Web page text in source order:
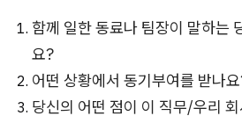
함께 일한 동료나 팀장이 말하는
요?
어떤 상황에서 동기부여를 받나
당신의 어떤 점이 이 직무/우리